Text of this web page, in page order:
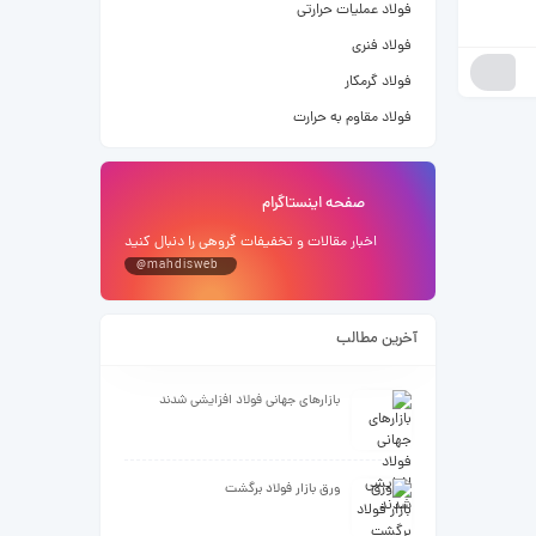
فولاد عملیات حرارتی
فولاد فنری
فولاد گرمکار
فولاد مقاوم به حرارت
صفحه اینستاگرام
اخبار مقالات و تخفیفات گروهی را دنبال کنید
@mahdisweb
آخرین مطالب
بازارهای جهانی فولاد افزایشی شدند
ورق بازار فولاد برگشت